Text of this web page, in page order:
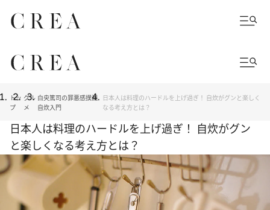
トッ
プ
グル
メ
白央篤司の罪悪感撲滅
自炊入門
日本人は料理のハードルを上げ過ぎ！ 自炊がグンと楽しく
なる考え方とは？
日本人は料理のハードルを上げ過ぎ！ 自炊がグン
と楽しくなる考え方とは？